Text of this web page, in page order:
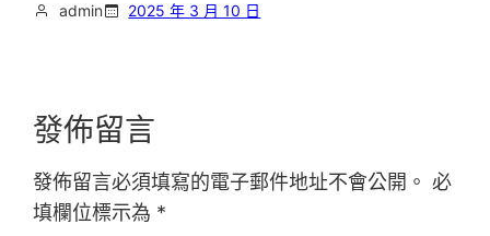
admin 2025 年 3 月 10 日
發佈留言
發佈留言必須填寫的電子郵件地址不會公開。 必
填欄位標示為 *